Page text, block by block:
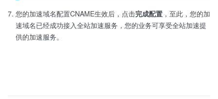
您的加速域名配置CNAME生效后，点击完成配置 ，至此，您的加
速域名已经成功接入全站加速服务，您的业务可享受全站加速提
供的加速服务。